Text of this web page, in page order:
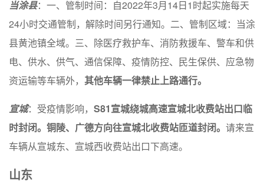
当涂县：一、管制时间：自2022年3月14日1时起实施每天
24小时交通管制，解除时间另行通知。二、管制区域：当涂
县黄池镇全域。三、除医疗救护车、消防救援车、警车和供
电、供水、供气、通信保障、疫情防控、民生保供、应急物
资运输等车辆外， 其他车辆一律禁止上路通行。
宣城：受疫情影响， S81宣城绕城高速宣城北收费站出口临
时封闭。铜陵、广德方向往宣城北收费站匝道封闭。 请来宣
车辆从宣城东、宣城西收费站出口下高速。
山东